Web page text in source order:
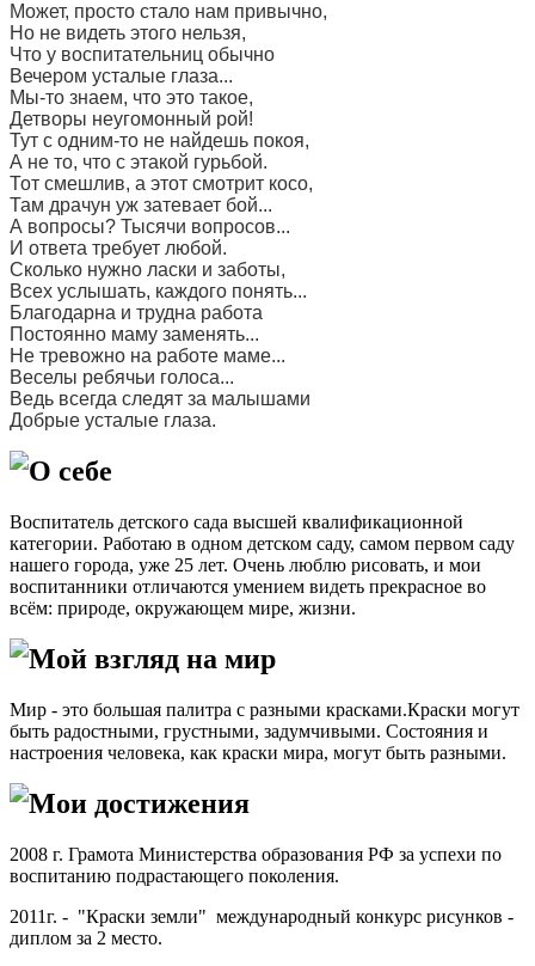
Может, просто стало нам привычно,
Но не видеть этого нельзя,
Что у воспитательниц обычно
Вечером усталые глаза...
Мы-то знаем, что это такое,
Детворы неугомонный рой!
Тут с одним-то не найдешь покоя,
А не то, что с этакой гурьбой.
Тот смешлив, а этот смотрит косо,
Там драчун уж затевает бой...
А вопросы? Тысячи вопросов...
И ответа требует любой.
Сколько нужно ласки и заботы,
Всех услышать, каждого понять...
Благодарна и трудна работа
Постоянно маму заменять...
Не тревожно на работе маме...
Веселы ребячьи голоса...
Ведь всегда следят за малышами
Добрые усталые глаза.
О себе
Воспитатель детского сада высшей квалификационной
категории. Работаю в одном детском саду, самом первом саду
нашего города, уже 25 лет. Очень люблю рисовать, и мои
воспитанники отличаются умением видеть прекрасное во
всём: природе, окружающем мире, жизни.
Мой взгляд на мир
Мир - это большая палитра с разными красками.Краски могут
быть радостными, грустными, задумчивыми. Состояния и
настроения человека, как краски мира, могут быть разными.
Мои достижения
2008 г. Грамота Министерства образования РФ за успехи по
воспитанию подрастающего поколения.
2011г. - "Краски земли" международный конкурс рисунков -
диплом за 2 место.